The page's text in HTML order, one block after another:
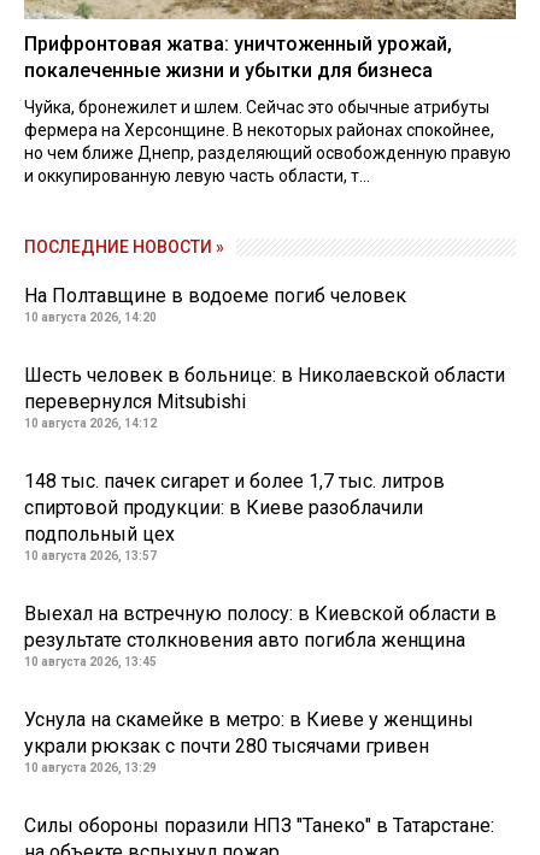
Прифронтовая жатва: уничтоженный урожай,
покалеченные жизни и убытки для бизнеса
Чуйка, бронежилет и шлем. Сейчас это обычные атрибуты
фермера на Херсонщине. В некоторых районах спокойнее,
но чем ближе Днепр, разделяющий освобожденную правую
и оккупированную левую часть области, т...
ПОСЛЕДНИЕ НОВОСТИ »
На Полтавщине в водоеме погиб человек
10 августа 2026, 14:20
Шесть человек в больнице: в Николаевской области
перевернулся Mitsubishi
10 августа 2026, 14:12
148 тыс. пачек сигарет и более 1,7 тыс. литров
спиртовой продукции: в Киеве разоблачили
подпольный цех
10 августа 2026, 13:57
Выехал на встречную полосу: в Киевской области в
результате столкновения авто погибла женщина
10 августа 2026, 13:45
Уснула на скамейке в метро: в Киеве у женщины
украли рюкзак с почти 280 тысячами гривен
10 августа 2026, 13:29
Силы обороны поразили НПЗ "Танеко" в Татарстане: